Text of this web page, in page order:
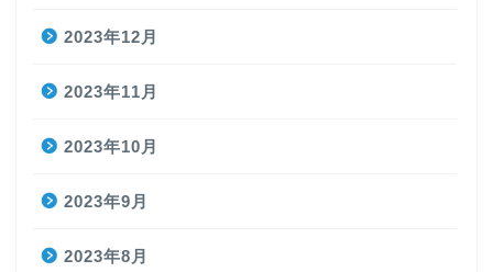
2023年12月
2023年11月
2023年10月
2023年9月
2023年8月